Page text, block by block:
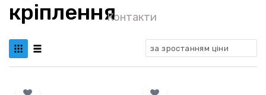
Контакти
ДОСТАВКА
КРЕДИТ
кріплення
за зростанням ціни